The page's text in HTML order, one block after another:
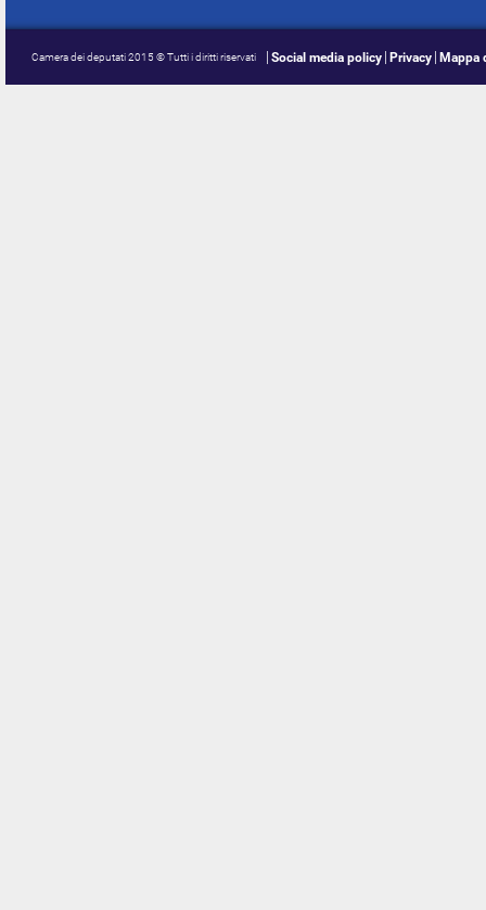
Camera dei deputati 2015 © Tutti i diritti riservati Social media policy Privacy Mappa